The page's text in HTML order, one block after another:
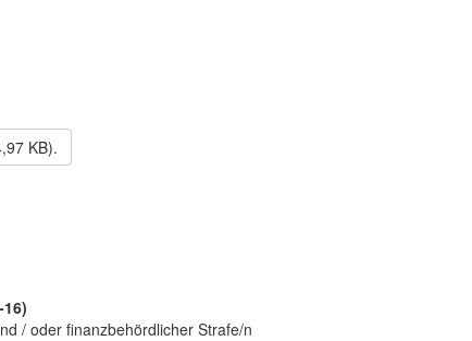
KB).
16)
/ oder finanzbehördlicher Strafe/n